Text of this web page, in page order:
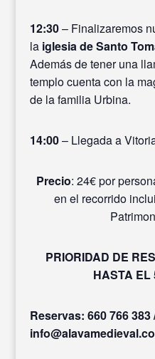
12:30– Finalizaremos
la iglesia de Santo
Además de tener una
templo cuenta con la
de la familia Urbina.
14:00– Llegada a
Precio: 24€ por
en el recorrido
PRIORIDAD DE
HASTA EL
Reservas: 660 766 383